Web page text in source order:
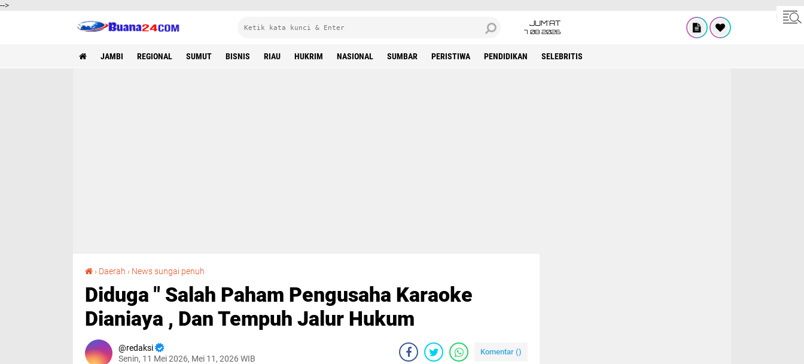
-->
JUM'AT
7 08 2026
JAMBI REGIONAL SUMUT BISNIS RIAU HUKRIM NASIONAL SUMBAR PERISTIWA PENDIDIKAN SELEBRITIS
› Daerah › News sungai penuh
Diduga " Salah Paham Pengusaha Karaoke
Dianiaya , Dan Tempuh Jalur Hukum
redaksi
Senin, 11 Mei 2026, Mei 11, 2026 WIB
Komentar ()